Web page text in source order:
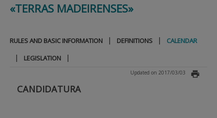
BENEFICIARY SUPPORT
«TERRAS MADEIRENSES»
RULES AND BASIC INFORMATION | DEFINITIONS | CALENDAR
| LEGISLATION |
Updated on 2017/03/03
CANDIDATURA